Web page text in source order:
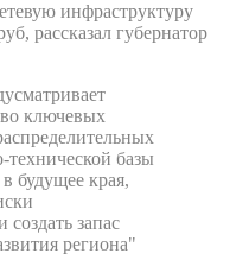
инфраструктуру
рассказал губернатор
ключевых
технической базы
будущее края,
запас
региона"